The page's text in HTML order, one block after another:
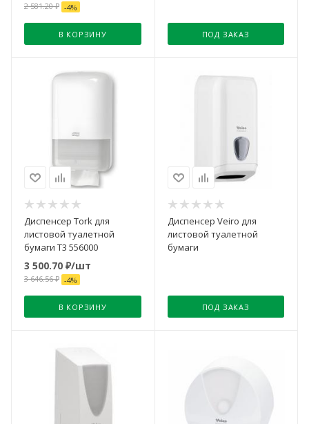
2 581.20₽ -4%
В КОРЗИНУ ПОД ЗАКАЗ
Диспенсер Tork для
листовой туалетной
бумаги T3 556000
3 500.70 ₽/шт
3 646.56₽ -4%
В КОРЗИНУ
Диспенсер Veiro для
листовой туалетной
бумаги
ПОД ЗАКАЗ